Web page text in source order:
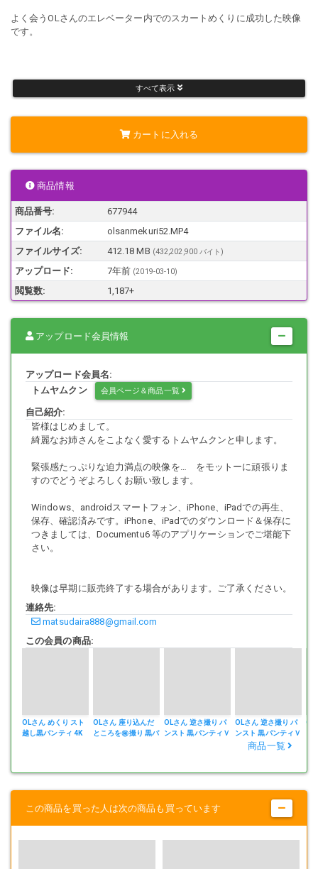
よく会うOLさんのエレベーター内でのスカートめくりに成功した映像
です。
01:29
音声一部無し。
スロー再生あり。
早期に販売を終了する場合があります。
サンプル画像は画質を落としてます。
Windows、androidスマートフォン、iPhone、iPadでの再生、保存、確
認済みです。iPhone、iPadでのダウンロード＆保存につきましては、
Documentu6 等のアプリケーションでご堪能下さい。
本商品に登場するすべての被写体は成人です。
本商品にはXXポルノと定義される画像または映像は含まれておりませ
すべて表示
カートに入れる
商品情報
商品番号:
677944
ファイル名:
olsanmekuri52.MP4
ファイルサイズ:
412.18 MB (432,202,900 バイト)
アップロード: 7年前 (2019-03-10)
閲覧数: 1,187+
アップロード会員情報
アップロード会員名:
トムヤムクン
会員ページ＆商品一覧
自己紹介:
皆様はじめまして。
綺麗なお姉さんをこよなく愛するトムヤムクンと申します。
緊張感たっぷりな迫力満点の映像を… をモットーに頑張りま
すのでどうぞよろしくお願い致します。
Windows、androidスマートフォン、iPhone、iPadでの再生、
保存、確認済みです。iPhone、iPadでのダウンロード＆保存に
つきましては、Documentu6 等のアプリケーションでご堪能下
さい。
映像は早期に販売終了する場合があります。ご了承ください。
連絡先:
matsudaira888@gmail.com
この会員の商品:
OLさん めくり スト
越し黒パンティ 4K
OLさん 座り込んだ
ところを㊙撮り 黒パ
OLさん 逆さ撮り パ
ンスト 黒パンティＶ
OLさん 逆さ撮り パ
ンスト 黒パンティＶ
ＯＬ２
OL
商品一覧
この商品を買った人は次の商品も買っています